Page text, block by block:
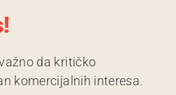
da kritičko
komercijalnih interesa.